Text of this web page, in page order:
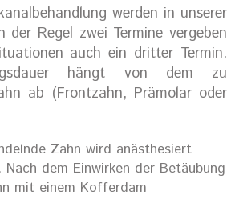
werden in unserer
der Regel zwei Termine vergeben
auch ein dritter Termin.
hängt von dem zu
ab (Frontzahn, Prämolar oder
Zahn wird anästhesiert
Nach dem Einwirken der Betäubung
mit einem Kofferdam